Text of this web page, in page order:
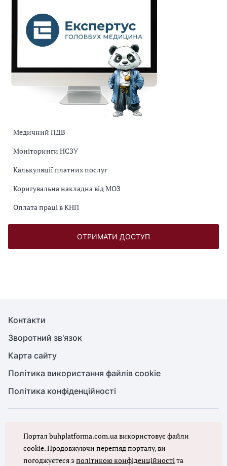
Медичний ПДВ
Моніторинги НСЗУ
Калькуляції платних послуг
Коригувальна накладна від МОЗ
Оплата праці в КНП
ОТРИМАТИ ДОСТУП
Контакти
Зворотний зв'язок
Карта сайту
Політика використання файлів cookie
Політика конфіденційності
Повне або часткове копіювання будь-яких матеріалів сайту,
цитування, публікація їх анотованих оглядів допускаються лише з
письмового дозволу редакції сайту Головбух
Портал buhplatforma.com.ua використовує файли
cookie. Продовжуючи перегляд порталу, ви
погоджуєтеся зполітикою конфіденційностіта